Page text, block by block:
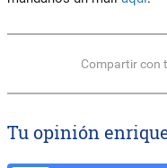
Compartir con
Tu opinión